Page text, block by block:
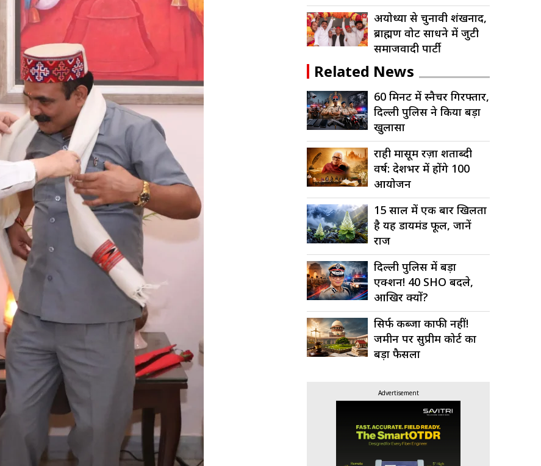
अयोध्या से चुनावी शंखनाद,
ब्राह्मण वोट साधने में जुटी
समाजवादी पार्टी
Related News
60 मिनट में स्नैचर गिरफ्तार,
दिल्ली पुलिस ने किया बड़ा
खुलासा
राही मासूम रज़ा शताब्दी
वर्ष: देशभर में होंगे 100
आयोजन
15 साल में एक बार खिलता
है यह डायमंड फूल, जानें
राज
दिल्ली पुलिस में बड़ा
एक्शन! 40 SHO बदले,
आखिर क्यों?
सिर्फ कब्जा काफी नहीं!
जमीन पर सुप्रीम कोर्ट का
बड़ा फैसला
Advertisement